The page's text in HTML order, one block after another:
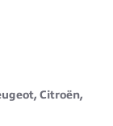
Citroën,